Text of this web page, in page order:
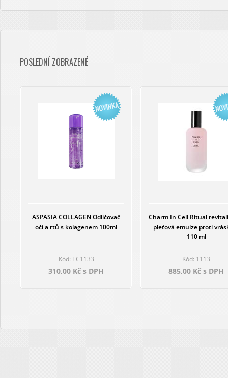
POSLEDNÍ ZOBRAZENÉ
ASPASIA COLLAGEN Odličovač
očí a rtů s kolagenem 100ml
Kód: TC1133
310,00 Kč s DPH
Charm In Cell Ritual
pleťová emulze proti
110 ml
Kód: 1113
885,00 Kč s DPH